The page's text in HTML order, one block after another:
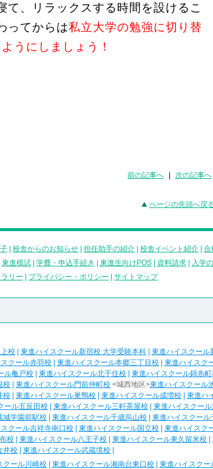
て、リラックスする時間を設けるこ
ってからは私立大学の勉強に切り替
うにしましょう！
前の記事へ | 次の記事へ
ページの先頭へ戻
| 校舎からのお知らせ | 担任助手の紹介 | 校舎イベント紹介 | 合
東進模試| 学費・申込手続き | 東進生向けPOS| 資料請求| 入学
リー | プライバシー・ポリシー | サイトマップ
校 | 東進ハイスクール新宿校 大学受験本科 | 東進ハイスクール
クール赤羽校 | 東進ハイスクール本郷三丁目校 | 東進ハイスク
ル亀戸校 | 東進ハイスクール北千住校 | 東進ハイスクール錦糸
校 | 東進ハイスクール門前仲町校 <城西地区>東進ハイスクール
校 | 東進ハイスクール巣鴨校 | 東進ハイスクール成増校 | 東進ハ
ール五反田校 | 東進ハイスクール三軒茶屋校 | 東進ハイスクー
城学園前駅校 | 東進ハイスクール千歳烏山校 | 東進ハイスクール
クール吉祥寺南口校 | 東進ハイスクール国立校 | 東進ハイスク
校 | 東進ハイスクール八王子校 | 東進ハイスクール東久留米校 |
井校 | 東進ハイスクール武蔵境校 |
クール川崎校 | 東進ハイスクール湘南台東口校 | 東進ハイスクー